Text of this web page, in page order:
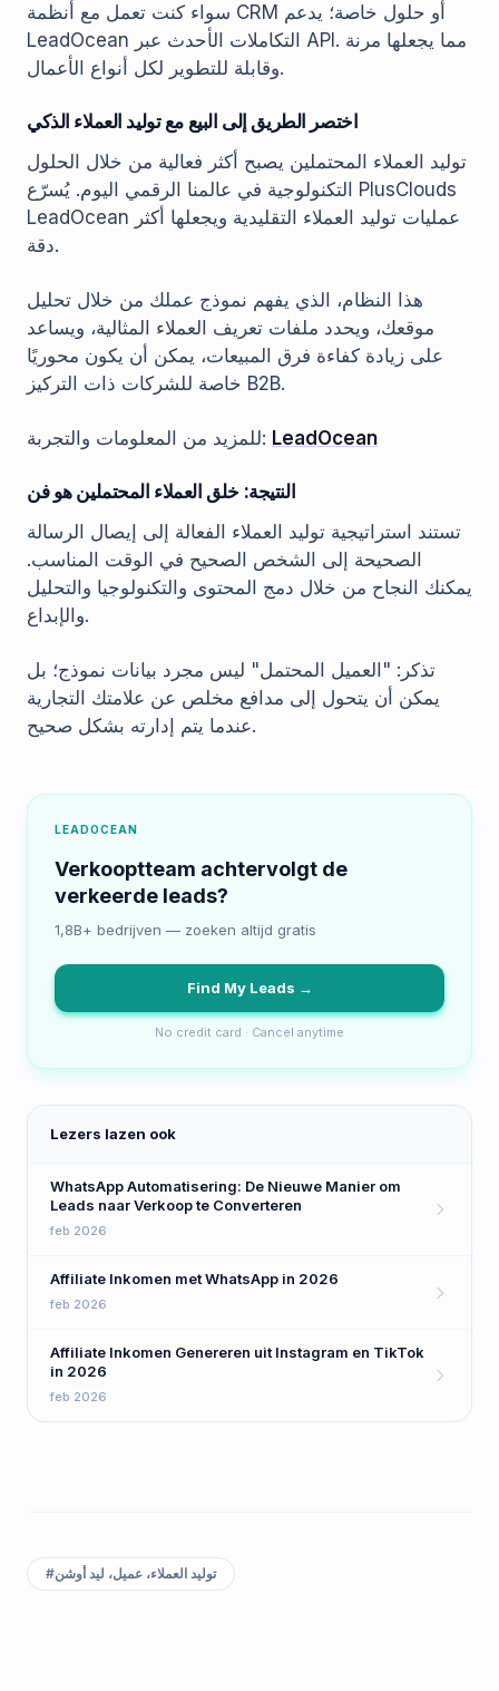
سواء كنت تعمل مع أنظمة CRM أو حلول خاصة؛ يدعم
LeadOcean التكاملات الأحدث عبر API. مما يجعلها مرنة
وقابلة للتطوير لكل أنواع الأعمال.
اختصر الطريق إلى البيع مع توليد العملاء الذكي
توليد العملاء المحتملين يصبح أكثر فعالية من خلال الحلول
التكنولوجية في عالمنا الرقمي اليوم. يُسرّع PlusClouds
LeadOcean عمليات توليد العملاء التقليدية ويجعلها أكثر
دقة.
هذا النظام، الذي يفهم نموذج عملك من خلال تحليل
موقعك، ويحدد ملفات تعريف العملاء المثالية، ويساعد
على زيادة كفاءة فرق المبيعات، يمكن أن يكون محوريًا
خاصة للشركات ذات التركيز B2B.
للمزيد من المعلومات والتجربة: LeadOcean
النتيجة: خلق العملاء المحتملين هو فن
تستند استراتيجية توليد العملاء الفعالة إلى إيصال الرسالة
الصحيحة إلى الشخص الصحيح في الوقت المناسب.
يمكنك النجاح من خلال دمج المحتوى والتكنولوجيا والتحليل
والإبداع.
تذكر: "العميل المحتمل" ليس مجرد بيانات نموذج؛ بل
يمكن أن يتحول إلى مدافع مخلص عن علامتك التجارية
عندما يتم إدارته بشكل صحيح.
LEADOCEAN
Verkooptteam achtervolgt de
verkeerde leads?
1,8B+ bedrijven — zoeken altijd gratis
Find My Leads →
No credit card · Cancel anytime
Lezers lazen ook
WhatsApp Automatisering: De Nieuwe Manier om
Leads naar Verkoop te Converteren
feb 2026
Affiliate Inkomen met WhatsApp in 2026
feb 2026
Affiliate Inkomen Genereren uit Instagram en TikTok
in 2026
feb 2026
#توليد العملاء، عميل، ليد أوشن